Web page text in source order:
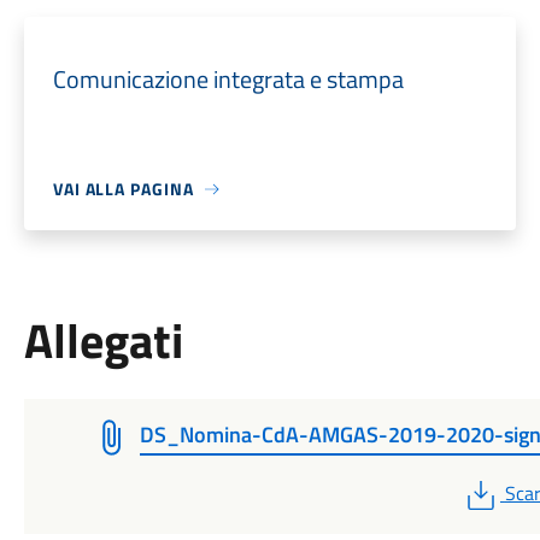
Comunicazione integrata e stampa
VAI ALLA PAGINA
Allegati
DS_Nomina-CdA-AMGAS-2019-2020-
PDF